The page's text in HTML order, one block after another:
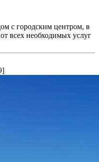
с городским центром, в
всех необходимых услуг